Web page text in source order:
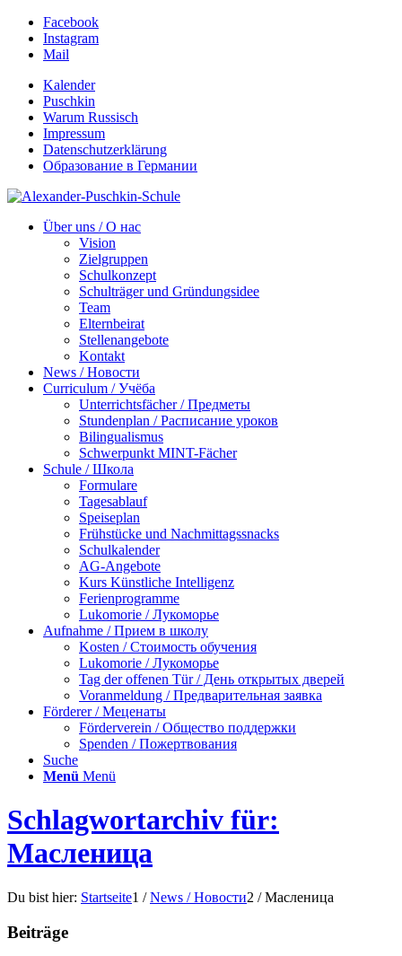
Facebook
Instagram
Mail
Kalender
Puschkin
Warum Russisch
Impressum
Datenschutzerklärung
Образование в Германии
Über uns / О нас
Vision
Zielgruppen
Schulkonzept
Schulträger und Gründungsidee
Team
Elternbeirat
Stellenangebote
Kontakt
News / Новости
Curriculum / Учёба
Unterrichtsfächer / Предметы
Stundenplan / Расписание уроков
Bilingualismus
Schwerpunkt MINT-Fächer
Schule / Школа
Formulare
Tagesablauf
Speiseplan
Frühstücke und Nachmittagssnacks
Schulkalender
AG-Angebote
Kurs Künstliche Intelligenz
Ferienprogramme
Lukomorie / Лукоморье
Aufnahme / Прием в школу
Kosten / Стоимость обучения
Lukomorie / Лукоморье
Tag der offenen Tür / День открытых дверей
Voranmeldung / Предварительная заявка
Förderer / Меценаты
Förderverein / Общество поддержки
Spenden / Пожертвования
Suche
Menü Menü
Schlagwortarchiv für:
Масленица
Du bist hier: Startseite1 / News / Новости2 / Масленица
Beiträge